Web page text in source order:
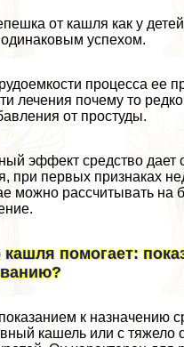
от кашля как у
одинаковым успехом.
процесса ее
лечения почему то
от простуды.
эффект средство дает
при первых признаках
можно рассчитывать на
кашля помогает:
к назначению
кашель или с тяжело